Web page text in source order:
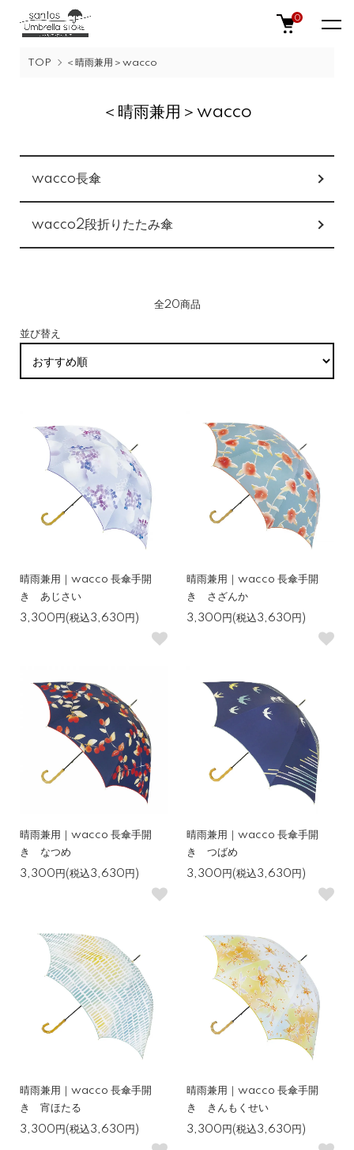
0
TOP ＜晴雨兼用＞wacco
＜晴雨兼用＞wacco
グループ一覧
wacco長傘
wacco2段折りたたみ傘
全20商品
並び替え
晴雨兼用｜wacco 長傘手開
き あじさい
3,300円(税込3,630円)
晴雨兼用｜wacco 長傘手開
き さざんか
3,300円(税込3,630円)
晴雨兼用｜wacco 長傘手開
き なつめ
3,300円(税込3,630円)
晴雨兼用｜wacco 長傘手開
き つばめ
3,300円(税込3,630円)
晴雨兼用｜wacco 長傘手開
き 宵ほたる
3,300円(税込3,630円)
晴雨兼用｜wacco 長傘手開
き きんもくせい
3,300円(税込3,630円)